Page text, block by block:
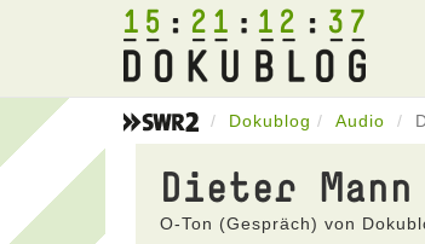
15 21 12 37
Dokublog Audio
Dieter
O-Ton (Gespräch) von